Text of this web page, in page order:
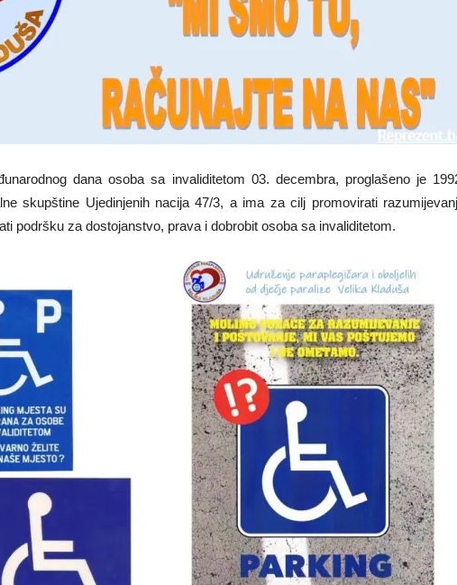
dana osoba sa invaliditetom 03. decembra, proglašeno je
skupštine Ujedinjenih nacija 47/3, a ima za cilj promovirati
podršku za dostojanstvo, prava i dobrobit osoba sa invaliditetom.